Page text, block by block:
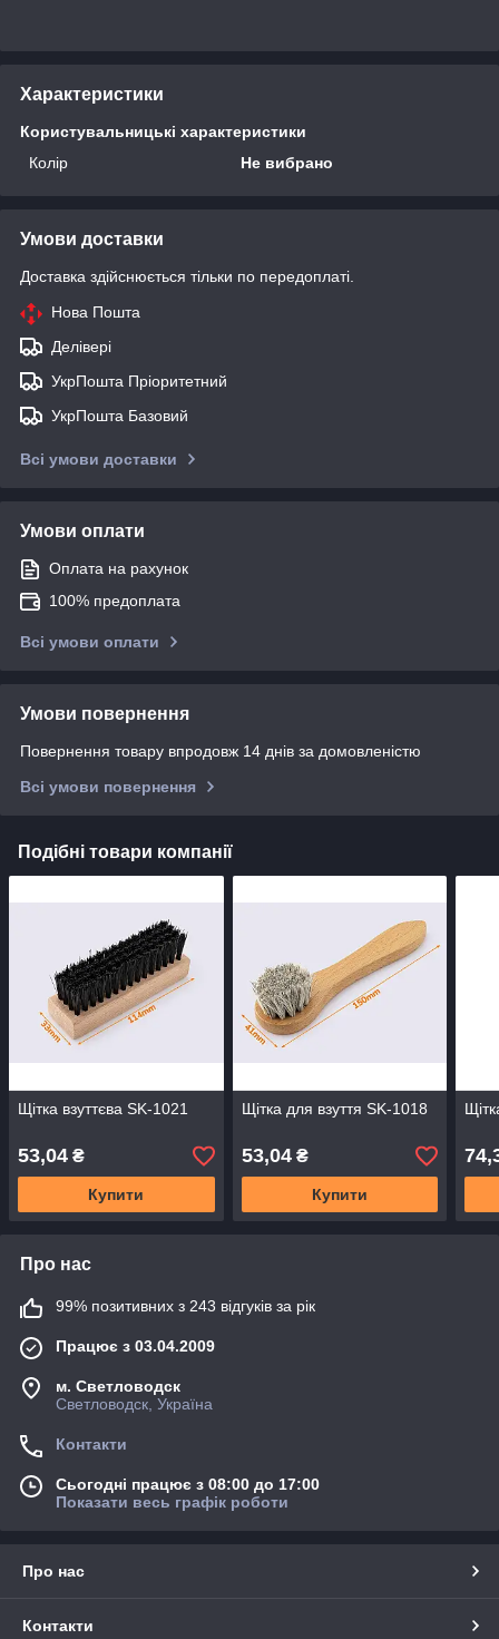
Характеристики
Користувальницькі характеристики
Колір
Не вибрано
Умови доставки
Доставка здійснюється тільки по передоплаті.
Нова Пошта
Делівері
УкрПошта Пріоритетний
УкрПошта Базовий
Всі умови доставки
Умови оплати
Оплата на рахунок
100% предоплата
Всі умови оплати
Умови повернення
Повернення товару впродовж 14 днів за домовленістю
Всі умови повернення
Подібні товари компанії
Щітка взуттєва SK-1021
53,04 ₴
Купити
Щітка для взуття SK-1018
53,04₴
Купити
Про нас
99% позитивних з 243 відгуків за рік
Працює з 03.04.2009
м. Светловодск
Светловодск, Україна
Контакти
Сьогодні працює з 08:00 до 17:00
Показати весь графік роботи
Про нас
Контакти